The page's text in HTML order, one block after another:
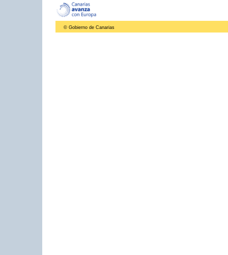
© Gobierno de Canarias